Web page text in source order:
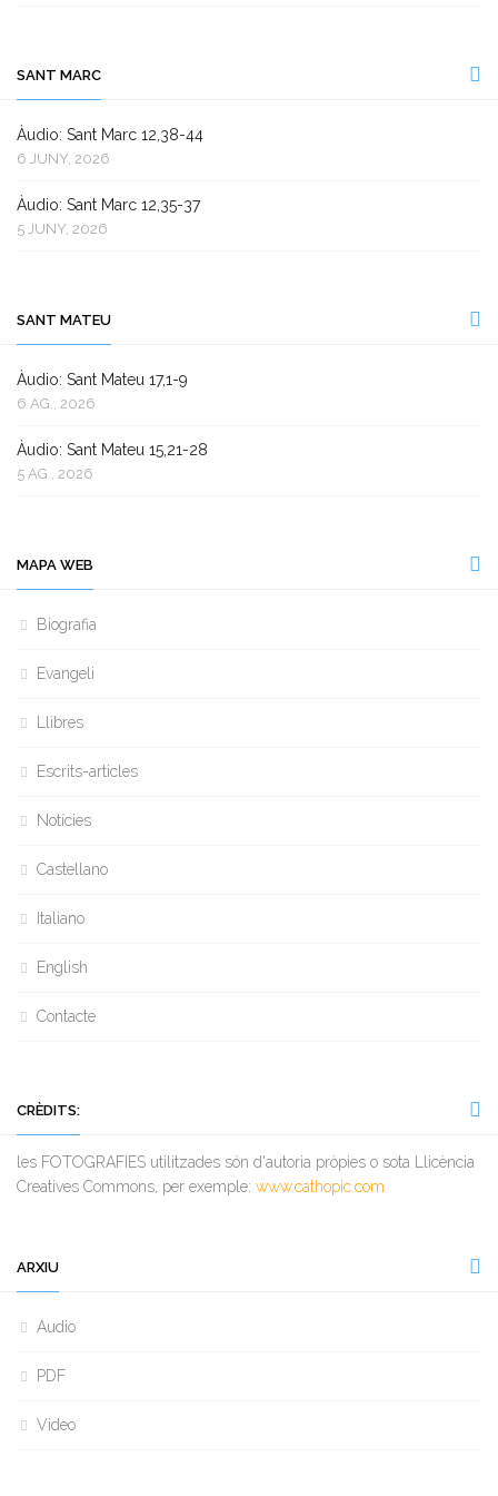
SANT MARC
Àudio: Sant Marc 12,38-44
6 JUNY, 2026
Àudio: Sant Marc 12,35-37
5 JUNY, 2026
SANT MATEU
Àudio: Sant Mateu 17,1-9
6 AG., 2026
Àudio: Sant Mateu 15,21-28
5 AG., 2026
MAPA WEB
Biografia
Evangeli
Llibres
Escrits-articles
Notícies
Castellano
Italiano
English
Contacte
CRÈDITS:
les FOTOGRAFIES utilitzades són d'autoria pròpies o sota Llicència
Creatives Commons, per exemple: www.cathopic.com
ARXIU
Audio
PDF
Video